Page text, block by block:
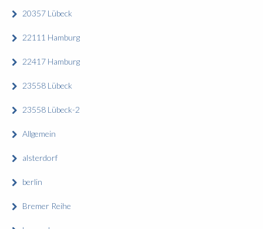
20357 Lübeck
22111 Hamburg
22417 Hamburg
23558 Lübeck
23558 Lübeck-2
Allgemein
alsterdorf
berlin
Bremer Reihe